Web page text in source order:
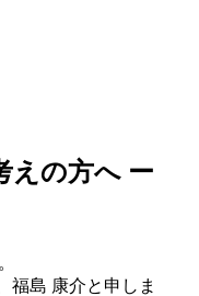
えの方へ ー
福島 康介と申しま